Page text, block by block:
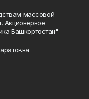
массовой
Акционерное
Башкортостан"